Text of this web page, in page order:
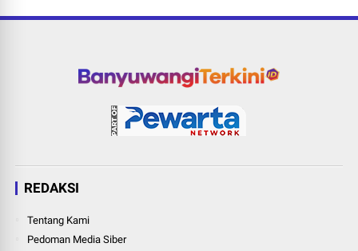
REDAKSI
Tentang Kami
Pedoman Media Siber